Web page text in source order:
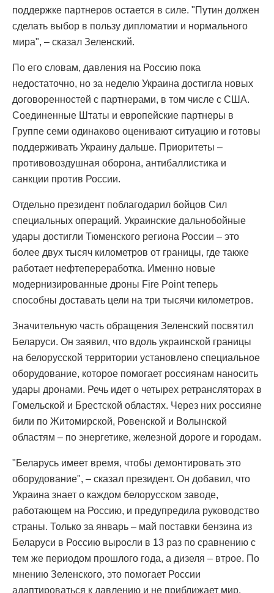
поддержке партнеров остается в силе. "Путин должен
сделать выбор в пользу дипломатии и нормального
мира", – сказал Зеленский.
По его словам, давления на Россию пока
недостаточно, но за неделю Украина достигла новых
договоренностей с партнерами, в том числе с США.
Соединенные Штаты и европейские партнеры в
Группе семи одинаково оценивают ситуацию и готовы
поддерживать Украину дальше. Приоритеты –
противовоздушная оборона, антибаллистика и
санкции против России.
Отдельно президент поблагодарил бойцов Сил
специальных операций. Украинские дальнобойные
удары достигли Тюменского региона России – это
более двух тысяч километров от границы, где также
работает нефтепереработка. Именно новые
модернизированные дроны Fire Point теперь
способны доставать цели на три тысячи километров.
Значительную часть обращения Зеленский посвятил
Беларуси. Он заявил, что вдоль украинской границы
на белорусской территории установлено специальное
оборудование, которое помогает россиянам наносить
удары дронами. Речь идет о четырех ретрансляторах в
Гомельской и Брестской областях. Через них россияне
били по Житомирской, Ровенской и Волынской
областям – по энергетике, железной дороге и городам.
"Беларусь имеет время, чтобы демонтировать это
оборудование", – сказал президент. Он добавил, что
Украина знает о каждом белорусском заводе,
работающем на Россию, и предупредила руководство
страны. Только за январь – май поставки бензина из
Беларуси в Россию выросли в 13 раз по сравнению с
тем же периодом прошлого года, а дизеля – втрое. По
мнению Зеленского, это помогает России
адаптироваться к давлению и не приближает мир.